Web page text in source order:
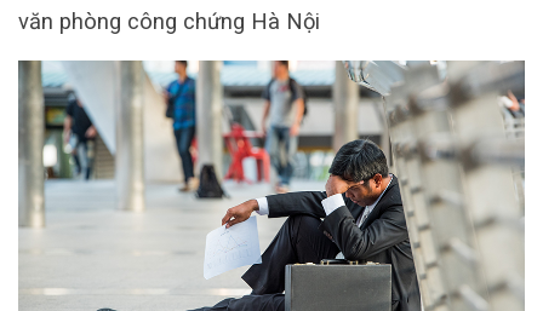
văn phòng công chứng Hà Nội